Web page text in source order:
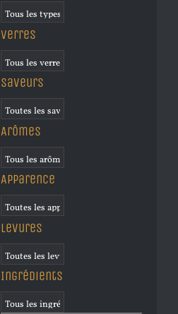
Verres
Saveurs
Arômes
Apparence
Levures
Ingrédients